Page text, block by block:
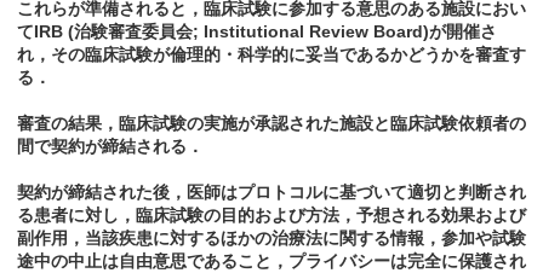
これらが準備されると，臨床試験に参加する意思のある施設におい
てIRB (治験審査委員会; Institutional Review Board)が開催さ
れ，その臨床試験が倫理的・科学的に妥当であるかどうかを審査す
る．
審査の結果，臨床試験の実施が承認された施設と臨床試験依頼者の
間で契約が締結される．
契約が締結された後，医師はプロトコルに基づいて適切と判断され
る患者に対し，臨床試験の目的および方法，予想される効果および
副作用，当該疾患に対するほかの治療法に関する情報，参加や試験
途中の中止は自由意思であること，プライバシーは完全に保護され